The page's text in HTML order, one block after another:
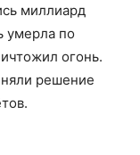
миллиард
умерла по
огонь.
решение